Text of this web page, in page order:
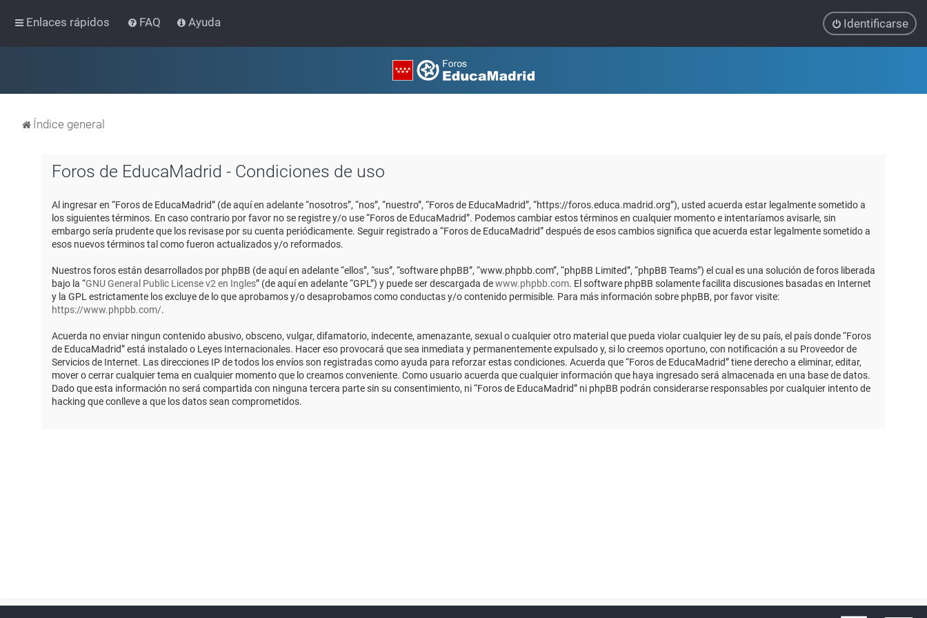
Enlaces rápidos FAQ Ayuda Identificarse
Índice general
Foros de EducaMadrid - Condiciones de uso
Al ingresar en “Foros de EducaMadrid” (de aquí en adelante “nosotros”, “nos”, “nuestro”, “Foros de EducaMadrid”, “https://foros.educa.madrid.org”), usted acuerda estar legalmente sometido a
los siguientes términos. En caso contrario por favor no se registre y/o use “Foros de EducaMadrid”. Podemos cambiar estos términos en cualquier momento e intentaríamos avisarle, sin
embargo sería prudente que los revisase por su cuenta periódicamente. Seguir registrado a “Foros de EducaMadrid” después de esos cambios significa que acuerda estar legalmente sometido a
esos nuevos términos tal como fueron actualizados y/o reformados.
Nuestros foros están desarrollados por phpBB (de aquí en adelante “ellos”, “sus”, “software phpBB”, “www.phpbb.com”, “phpBB Limited”, “phpBB Teams”) el cual es una solución de foros liberada
bajo la “GNU General Public License v2 en Ingles” (de aquí en adelante “GPL”) y puede ser descargada dewww.phpbb.com. El software phpBB solamente facilita discusiones basadas en Internet
y la GPL estrictamente los excluye de lo que aprobamos y/o desaprobamos como conductas y/o contenido permisible. Para más información sobre phpBB, por favor visite:
https://www.phpbb.com/.
Acuerda no enviar ningun contenido abusivo, obsceno, vulgar, difamatorio, indecente, amenazante, sexual o cualquier otro material que pueda violar cualquier ley de su país, el país donde “Foros
de EducaMadrid” está instalado o Leyes Internacionales. Hacer eso provocará que sea inmediata y permanentemente expulsado y, si lo creemos oportuno, con notificación a su Proveedor de
Servicios de Internet. Las direcciones IP de todos los envíos son registradas como ayuda para reforzar estas condiciones. Acuerda que “Foros de EducaMadrid” tiene derecho a eliminar, editar,
mover o cerrar cualquier tema en cualquier momento que lo creamos conveniente. Como usuario acuerda que cualquier información que haya ingresado será almacenada en una base de datos.
Dado que esta información no será compartida con ninguna tercera parte sin su consentimiento, ni “Foros de EducaMadrid” ni phpBB podrán considerarse responsables por cualquier intento de
hacking que conlleve a que los datos sean comprometidos.